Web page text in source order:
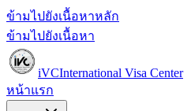
ข้ามไปยังเนื้อหาหลัก
ข้ามไปยังเนื้อหา
iVCInternational Visa Center
หน้าแรก